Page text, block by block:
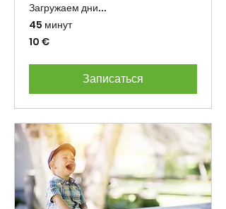
Загружаем дни...
45 минут
10
eurot
10 €
Записаться